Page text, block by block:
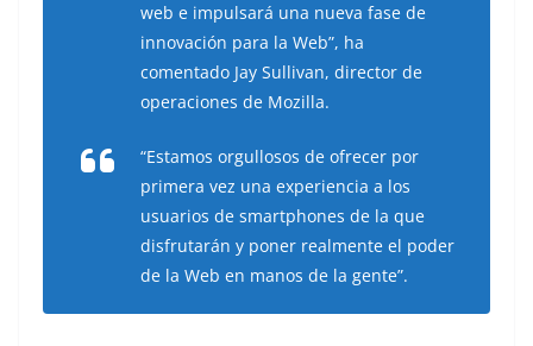
web e impulsará una nueva fase de
innovación para la Web”, ha
comentado Jay Sullivan, director de
operaciones de Mozilla.
“Estamos orgullosos de ofrecer por
primera vez una experiencia a los
usuarios de smartphones de la que
disfrutarán y poner realmente el poder
de la Web en manos de la gente”.